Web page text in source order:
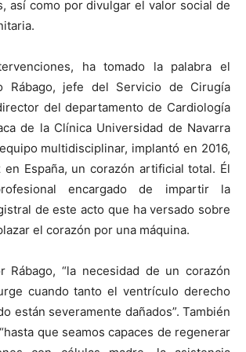
así como por divulgar el valor social de
ha tomado la palabra el
Rábago, jefe del Servicio de Cirugía
del departamento de Cardiología
de la Clínica Universidad de Navarra
multidisciplinar, implantó en 2016,
España, un corazón artificial total. Él
encargado de impartir la
de este acto que ha versado sobre
el corazón por una máquina.
Rábago, “la necesidad de un corazón
cuando tanto el ventrículo derecho
están severamente dañados”. También
que seamos capaces de regenerar